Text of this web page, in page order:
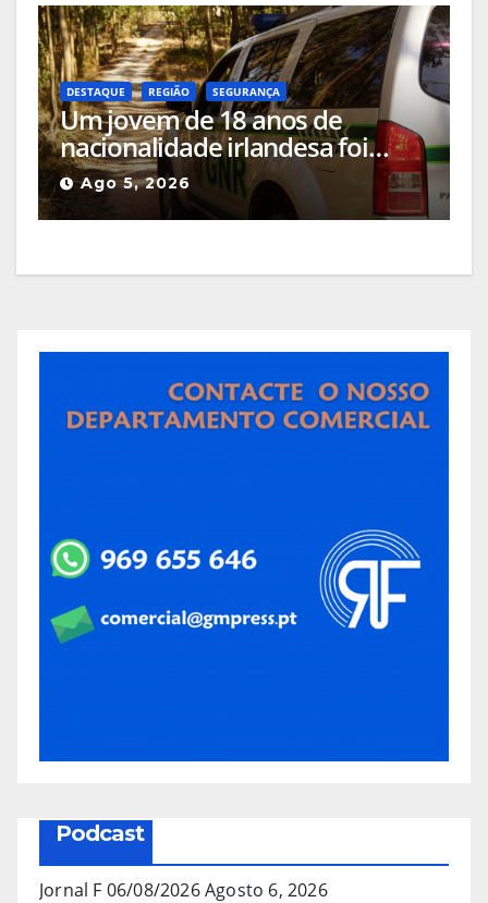
DESTAQUE REGIÃO SEGURANÇA
Um jovem de 18 anos de
nacionalidade irlandesa foi
detido pela GNR em Celorico da
Beira pelo crime de incêndio
rural
Ago 5, 2026
Podcast
Jornal F 06/08/2026Agosto 6, 2026